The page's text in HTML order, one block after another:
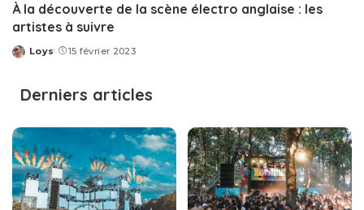
À la découverte de la scène électro anglaise : les
artistes à suivre
Posted
Loys 15 février 2023
Derniers articles